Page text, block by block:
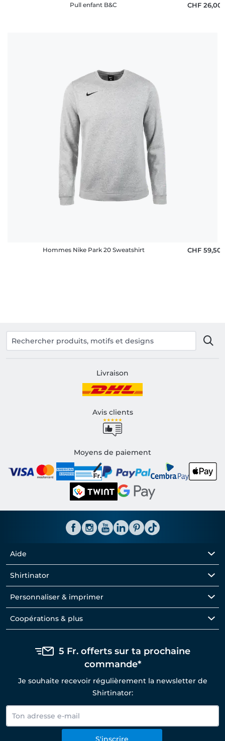
Pull enfant B&C CHF 26,00
Hommes Nike Park 20 Sweatshirt CHF 59,50
Livraison
Avis clients
Moyens de paiement
Aide
Shirtinator
Personnaliser & imprimer
Coopérations & plus
5 Fr. offerts sur ta prochaine
commande*
Je souhaite recevoir régulièrement la newsletter de
Shirtinator:
S'inscrire